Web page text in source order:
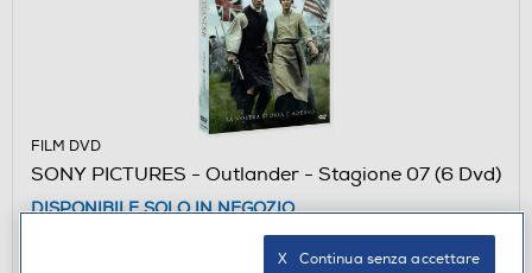
FILM DVD
SONY PICTURES - Outlander - Stagione 07 (6 Dvd)
DISPONIBILE SOLO IN NEGOZIO
non disponibileX   Continua senza accettare